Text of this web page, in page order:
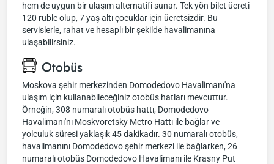
hem de uygun bir ulaşım alternatifi sunar. Tek yön bilet ücreti
120 ruble olup, 7 yaş altı çocuklar için ücretsizdir. Bu
servislerle, rahat ve hesaplı bir şekilde havalimanına
ulaşabilirsiniz.
Otobüs
Moskova şehir merkezinden Domodedovo Havalimanı'na
ulaşım için kullanabileceğiniz otobüs hatları mevcuttur.
Örneğin, 308 numaralı otobüs hattı, Domodedovo
Havalimanı'nı Moskvoretsky Metro Hattı ile bağlar ve
yolculuk süresi yaklaşık 45 dakikadır. 30 numaralı otobüs,
havalimanını Domodedovo şehir merkezi ile bağlarken, 26
numaralı otobüs Domodedovo Havalimanı ile Krasny Put